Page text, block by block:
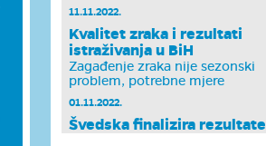
11.11.2022.
Kvalitet zraka i rezultati
istraživanja u BiH
Zagađenje zraka nije sezonski
problem, potrebne mjere
01.11.2022.
Švedska finalizira rezultate